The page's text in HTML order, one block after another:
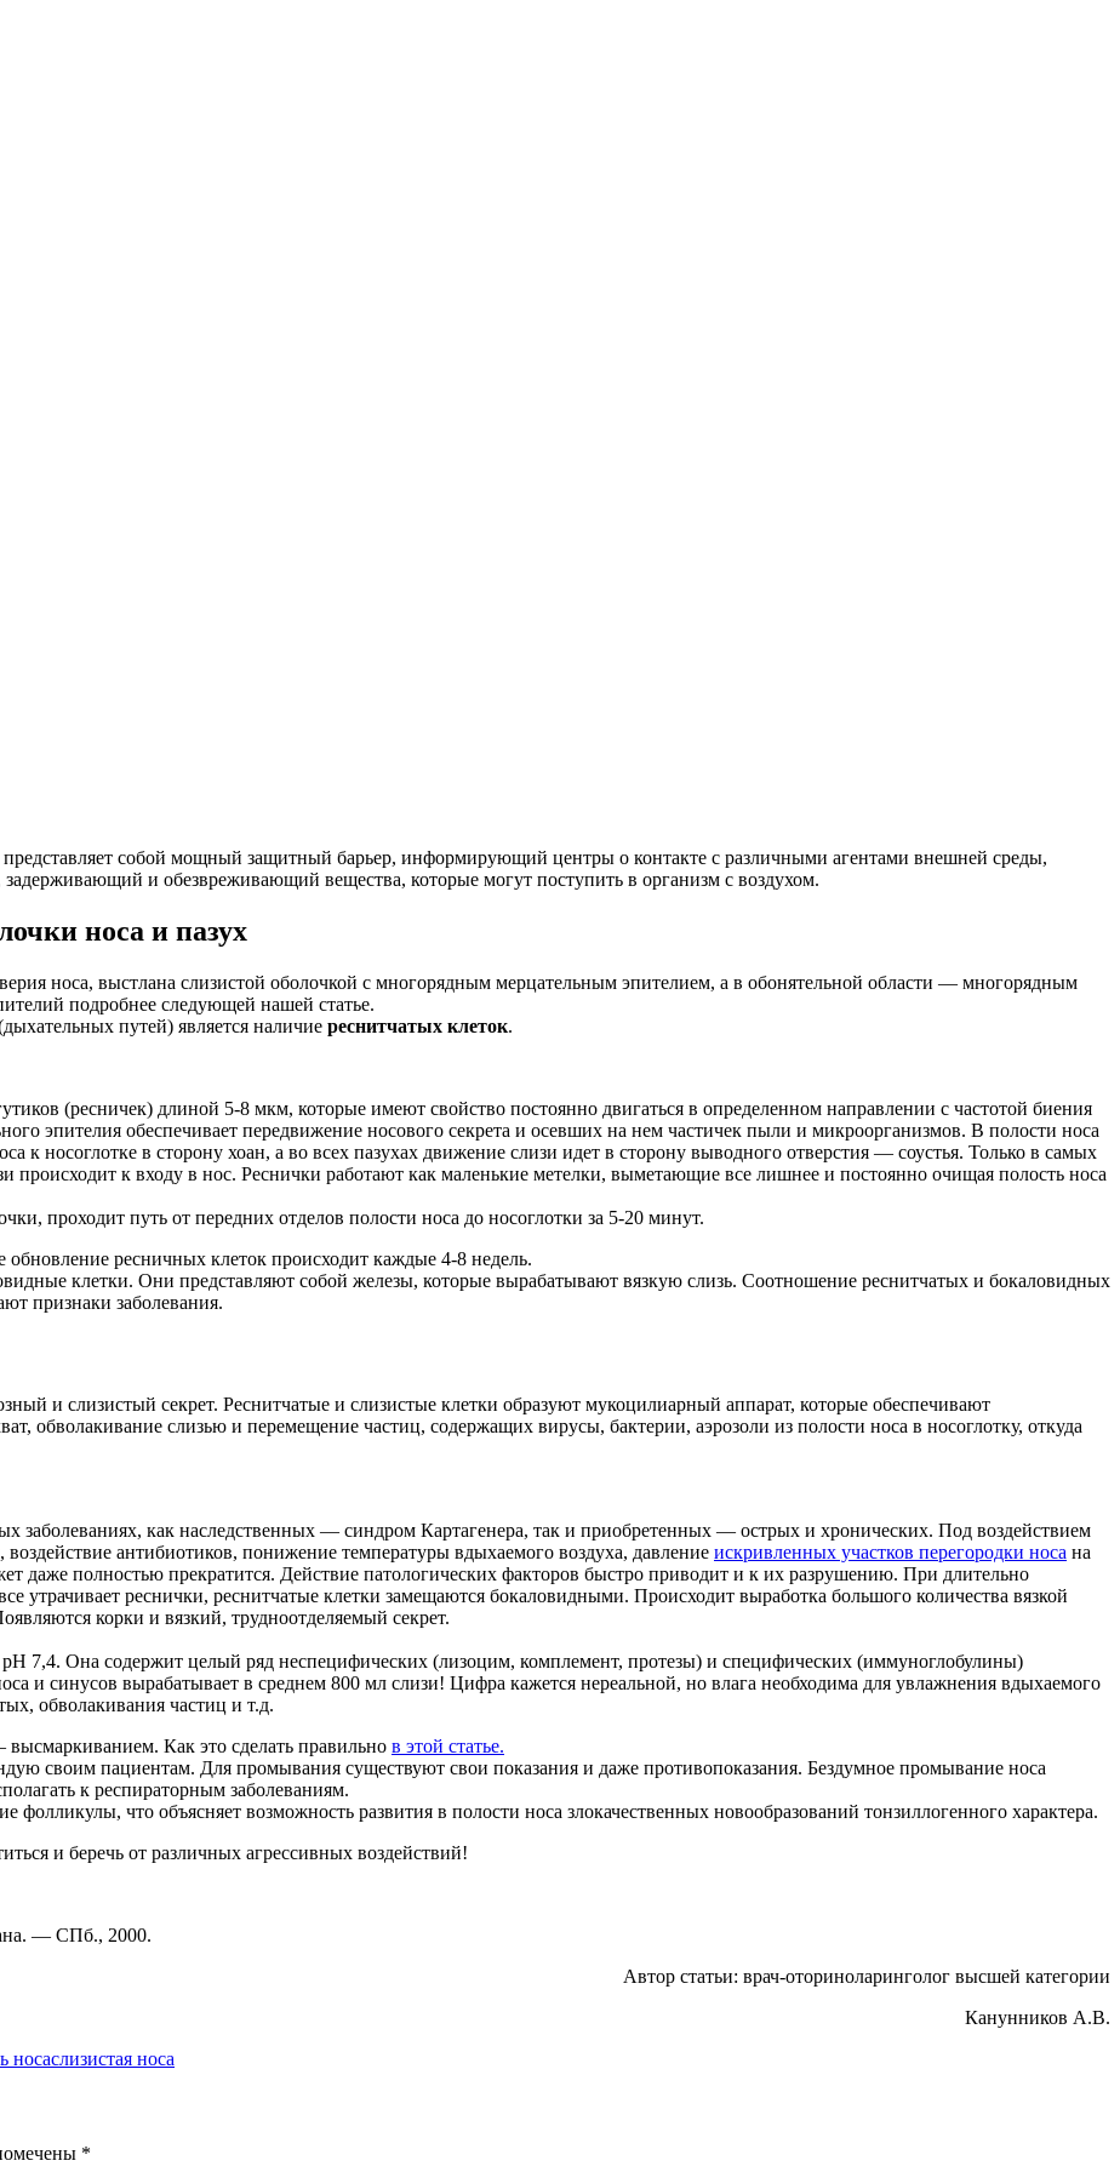
собой мощный защитный барьер, информирующий центры о контакте с различными агентами внешней среды,
и обезвреживающий вещества, которые могут поступить в организм с воздухом.
носа и пазух
носа, выстлана слизистой оболочкой с многорядным мерцательным эпителием, а в обонятельной области — многорядным
подробнее следующей нашей статье.
путей) является наличие реснитчатых клеток.
(ресничек) длиной 5-8 мкм, которые имеют свойство постоянно двигаться в определенном направлении с частотой биения
эпителия обеспечивает передвижение носового секрета и осевших на нем частичек пыли и микроорганизмов. В полости носа
к носоглотке в сторону хоан, а во всех пазухах движение слизи идет в сторону выводного отверстия — соустья. Только в самых
происходит к входу в нос. Реснички работают как маленькие метелки, выметающие все лишнее и постоянно очищая полость носа
проходит путь от передних отделов полости носа до носоглотки за 5-20 минут.
ресничных клеток происходит каждые 4-8 недель.
клетки. Они представляют собой железы, которые вырабатывают вязкую слизь. Соотношение реснитчатых и бокаловидных
признаки заболевания.
и слизистый секрет. Реснитчатые и слизистые клетки образуют мукоцилиарный аппарат, которые обеспечивают
обволакивание слизью и перемещение частиц, содержащих вирусы, бактерии, аэрозоли из полости носа в носоглотку, откуда
заболеваниях, как наследственных — синдром Картагенера, так и приобретенных — острых и хронических. Под воздействием
антибиотиков, понижение температуры вдыхаемого воздуха, давление искривленных участков перегородки носа на
даже полностью прекратится. Действие патологических факторов быстро приводит и к их разрушению. При длительно
утрачивает реснички, реснитчатые клетки замещаются бокаловидными. Происходит выработка большого количества вязкой
корки и вязкий, трудноотделяемый секрет.
7,4. Она содержит целый ряд неспецифических (лизоцим, комплемент, протезы) и специфических (иммуноглобулины)
и синусов вырабатывает в среднем 800 мл слизи! Цифра кажется нереальной, но влага необходима для увлажнения вдыхаемого
обволакивания частиц и т.д.
Как это сделать правильно в этой статье.
своим пациентам. Для промывания существуют свои показания и даже противопоказания. Бездумное промывание носа
к респираторным заболеваниям.
фолликулы, что объясняет возможность развития в полости носа злокачественных новообразований тонзиллогенного характера.
и беречь от различных агрессивных воздействий!
— СПб., 2000.
Автор статьи: врач-оториноларинголог высшей категории
Канунников А.В.
носаслизистая носа
*